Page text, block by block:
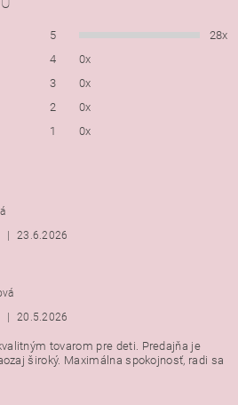
5
28x
4
0x
3
0x
2
0x
1
0x
|
23.6.2026
|
20.5.2026
tovarom pre deti. Predajňa je
široký. Maximálna spokojnosť, radi sa